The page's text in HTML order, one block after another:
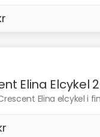
Elina Elcykel
Elina elcykel i